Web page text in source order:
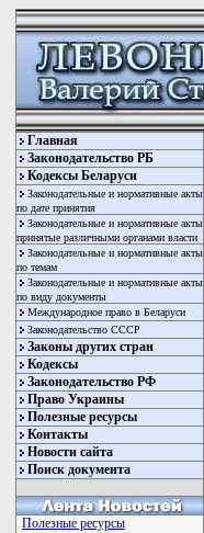
Главная
Законодательство РБ
Кодексы Беларуси
Законодательные и нормативные акты
по дате принятия
Законодательные и нормативные акты
принятые различными органами власти
Законодательные и нормативные акты
по темам
Законодательные и нормативные акты
по виду документы
Международное право в Беларуси
Законодательство СССР
Законы других стран
Кодексы
Законодательство РФ
Право Украины
Полезные ресурсы
Контакты
Новости сайта
Поиск документа
Полезные ресурсы